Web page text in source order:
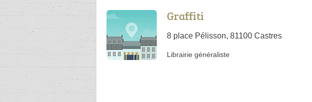
Graffiti
8 place Pélisson, 81100 Castres
Librairie généraliste